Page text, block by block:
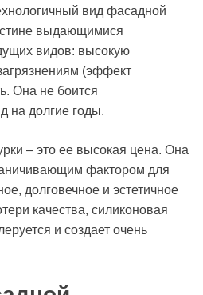
вид фасадной
выдающимися
видов: высокую
(эффект
Она не боится
на долгие годы.
– это ее высокая цена. Она
фактором для
долговечное и эстетичное
качества, силиконовая
и создает очень